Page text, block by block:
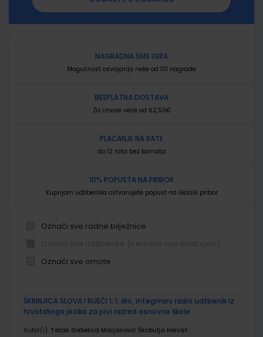
NAGRADNA SMS IGRA
Mogućnost osvajanja neke od 101 nagrade
BESPLATNA DOSTAVA
Za iznose veće od 62,50€
PLAĆANJE NA RATE
do 12 rata bez kamata
10% POPUSTA NA PRIBOR
Kupnjom udžbenika ostvarujete popust na školski pribor
Označi sve radne bilježnice
Označi sve omote
proizvodi
ŠKRINJICA SLOVA I RIJEČI 1; 1. dio, integrirani radni udžbenik iz
hrvatskoga jezika za prvi razred osnovne škole
Autor(i): Težak Gabelica Marjanović Škribulja Horvat